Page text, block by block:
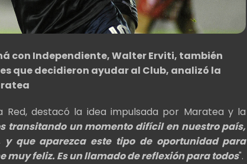
con Independiente, Walter Erviti, también
que decidieron ayudar al Club, analizó la
Red, destacó la idea impulsada por Maratea y la
transitando un momento difícil en nuestro país,
que aparezca este tipo de oportunidad para
muy feliz. Es un llamado de reflexión para todos".